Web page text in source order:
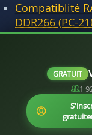
Compatiblité
DDR266 (PC-
Compatiblité
DDR200 (PC-
GRATUIT
1